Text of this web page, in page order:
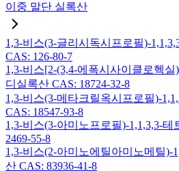
이중 말단 실록산
1,3-비스(3-글리시독시프로필)-
CAS: 126-80-7
1,3-비스[2-(3,4-에폭시사이클로헥
디실록산 CAS: 18724-32-8
1,3-비스(3-메타크릴옥시프로필)-
CAS: 18547-93-8
1,3-비스(3-아미노프로필)-1,1,3,3-
2469-55-8
1,3-비스(2-아미노에틸아미노메틸)-
산 CAS: 83936-41-8